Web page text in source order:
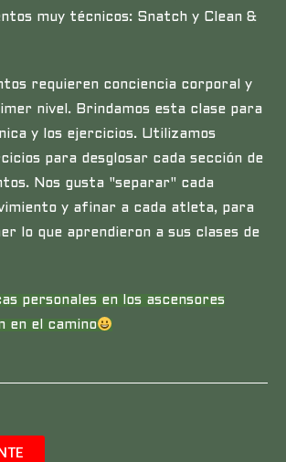
muy técnicos: Snatch y Clean &
requieren conciencia corporal y
nivel. Brindamos esta clase para
y los ejercicios. Utilizamos
para desglosar cada sección de
Nos gusta "separar" cada
y afinar a cada atleta, para
lo que aprendieron a sus clases de
personales en los ascensores
en el camino